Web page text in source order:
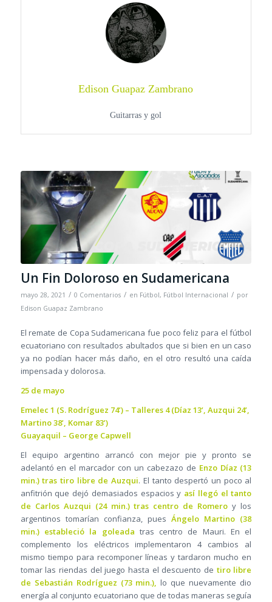
Edison Guapaz Zambrano
Guitarras y gol
Un Fin Doloroso en Sudamericana
mayo 28, 2021 / 0 Comentarios / en Fútbol, Fútbol Internacional / por
Edison Guapaz Zambrano
El remate de Copa Sudamericana fue poco feliz para el fútbol
ecuatoriano con resultados abultados que si bien en un caso
ya no podían hacer más daño, en el otro resultó una caída
impensada y dolorosa.
25 de mayo
Emelec 1 (S. Rodríguez 74’) – Talleres 4 (Díaz 13’, Auzqui 24’,
Martino 38’, Komar 83’)
Guayaquil – George Capwell
El equipo argentino arrancó con mejor pie y pronto se
adelantó en el marcador con un cabezazo de Enzo Díaz (13
min.) tras tiro libre de Auzqui. El tanto despertó un poco al
anfitrión que dejó demasiados espacios y así llegó el tanto
de Carlos Auzqui (24 min.) tras centro de Romero y los
argentinos tomarían confianza, puesÁngelo Martino (38
min.) estableció la goleada tras centro de Mauri. En el
complemento los eléctricos implementaron 4 cambios al
mismo tiempo para recomponer líneas y tardaron mucho en
tomar las riendas del juego hasta el descuento de tiro libre
de Sebastián Rodríguez (73 min.), lo que nuevamente dio
energía al conjunto ecuatoriano que de todas maneras seguía